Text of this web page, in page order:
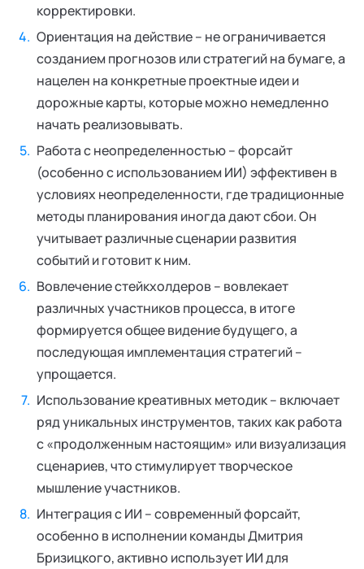
корректировки.
Ориентация на действие – не ограничивается
созданием прогнозов или стратегий на бумаге, а
нацелен на конкретные проектные идеи и
дорожные карты, которые можно немедленно
начать реализовывать.
Работа с неопределенностью – форсайт
(особенно с использованием ИИ) эффективен в
условиях неопределенности, где традиционные
методы планирования иногда дают сбои. Он
учитывает различные сценарии развития
событий и готовит к ним.
Вовлечение стейкхолдеров – вовлекает
различных участников процесса, в итоге
формируется общее видение будущего, а
последующая имплементация стратегий –
упрощается.
Использование креативных методик – включает
ряд уникальных инструментов, таких как работа
с «продолженным настоящим» или визуализация
сценариев, что стимулирует творческое
мышление участников.
Интеграция с ИИ – современный форсайт,
особенно в исполнении команды Дмитрия
Бризицкого, активно использует ИИ для